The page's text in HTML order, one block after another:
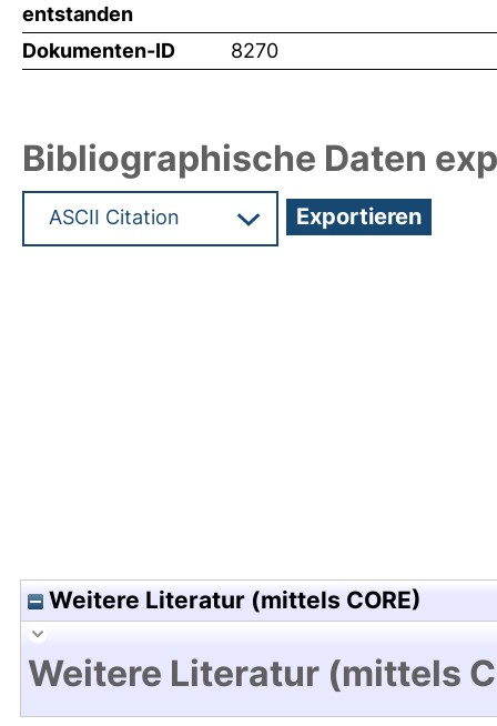
entstanden
Dokumenten-ID 8270
Bibliographische Daten
Weitere Literatur (mittels CORE)
Weitere Literatur (mittels